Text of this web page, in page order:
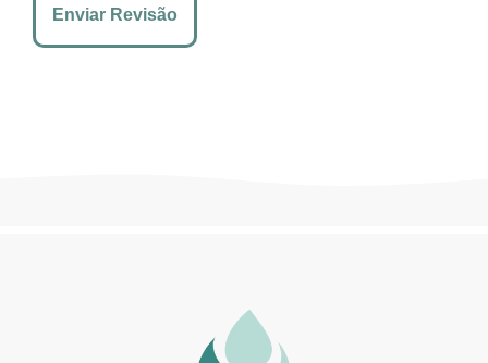
Enviar Revisão